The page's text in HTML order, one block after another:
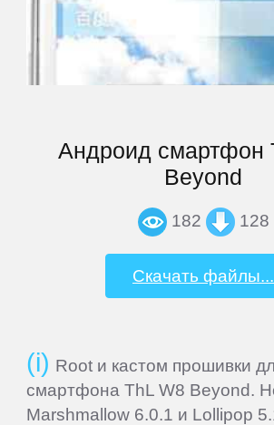
Андроид смартфон
Beyond
182 128
Скачать файлы...
Root и кастом прошивки
смартфона ThL W8 Beyond.
Marshmallow 6.0.1 и Lollipop
Contacts